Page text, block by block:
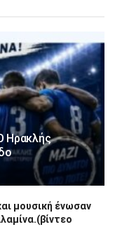
Ηρακλής
μουσική ένωσαν